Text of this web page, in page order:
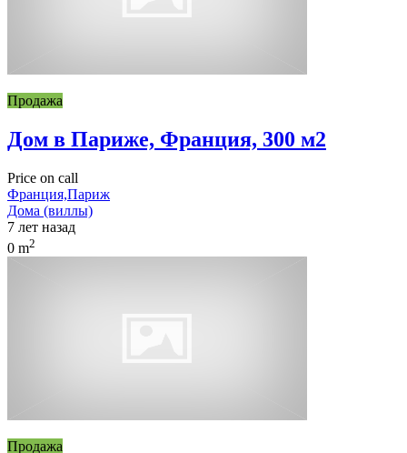
Продажа
Дом в Париже, Франция, 300 м2
Price on call
Франция,Париж
Дома (виллы)
7 лет назад
0 m2
Продажа